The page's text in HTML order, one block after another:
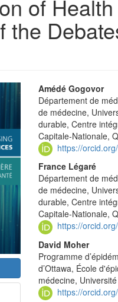
of
the
Main
Article
Content
Amédé Gogovor
Département de
de médecine,
durable, Centre
Capitale-Nationale,
https://
France Légaré
Département de
de médecine,
durable, Centre
Capitale-Nationale,
https://
David Moher
Programme
d’Ottawa, École
médecine,
https://